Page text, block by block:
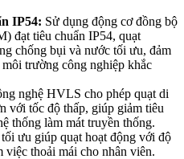
IP54: Sử dụng động cơ đồng bộ
đạt tiêu chuẩn IP54, quạt
chống bụi và nước tối ưu, đảm
trường công nghiệp khắc
nghệ HVLS cho phép quạt di
với tốc độ thấp, giúp giảm tiêu
thống làm mát truyền thống.
ưu giúp quạt hoạt động với độ
việc thoải mái cho nhân viên.